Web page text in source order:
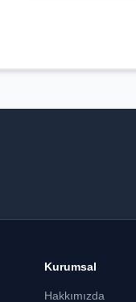
Kurumsal
Hakkımızda